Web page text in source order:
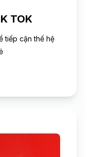
TOK
tiếp cận thế hệ